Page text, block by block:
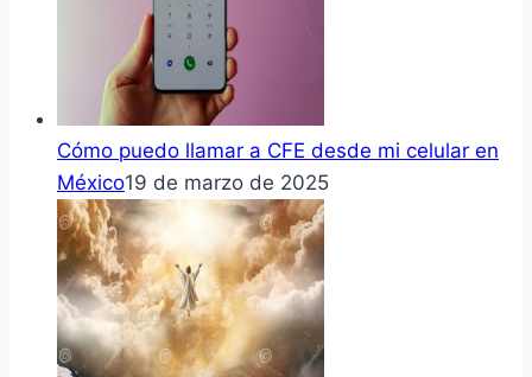
Cómo puedo llamar a CFE desde mi celular en
México19 de marzo de 2025